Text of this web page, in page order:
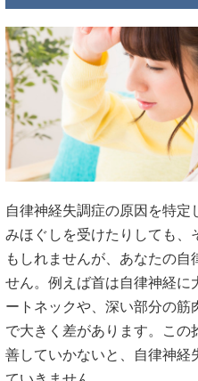
自律神経失調症の原因を特定
みほぐしを受けたりしても、
もしれませんが、あなたの自
せん。例えば首は自律神経に
ートネックや、深い部分の筋
で大きく差があります。この
善していかないと、自律神経